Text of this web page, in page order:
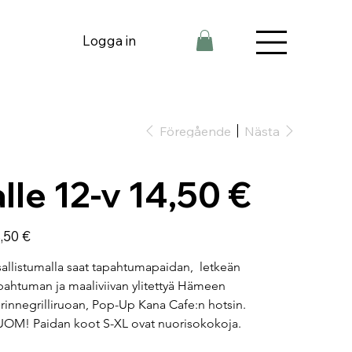
Logga in
Föregående Nästa
12-v 14,50 €
€
saat tapahtumapaidan,  letkeän
ja maaliviivan ylitettyä Hämeen
Pop-Up Kana Cafe:n hotsin.
Paidan koot S-XL ovat nuorisokokoja.